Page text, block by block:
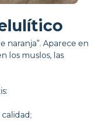
naranja”. Aparece en
los muslos, las